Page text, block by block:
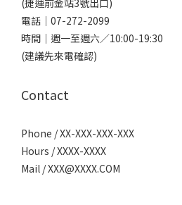
(捷運前金站3號出口)
電話｜ 07-272-2099
時間｜週一至週六／10:00-19:30
(建議先來電確認)
Contact
Phone / XX-XXX-XXX-XXX
Hours / XXXX-XXXX
Mail /XXX@XXXX.COM